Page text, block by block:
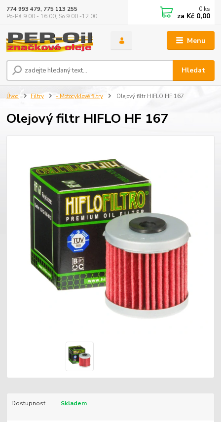
Menu
Hledat
774 993 479, 775 113 255
Po-Pá 9.00 - 16.00, So 9.00 -12.00
0 ks
za Kč 0,00
Úvod Filtry - Motocyklové filtry Olejový filtr HIFLO HF 167
Olejový filtr HIFLO HF 167
Dostupnost Skladem